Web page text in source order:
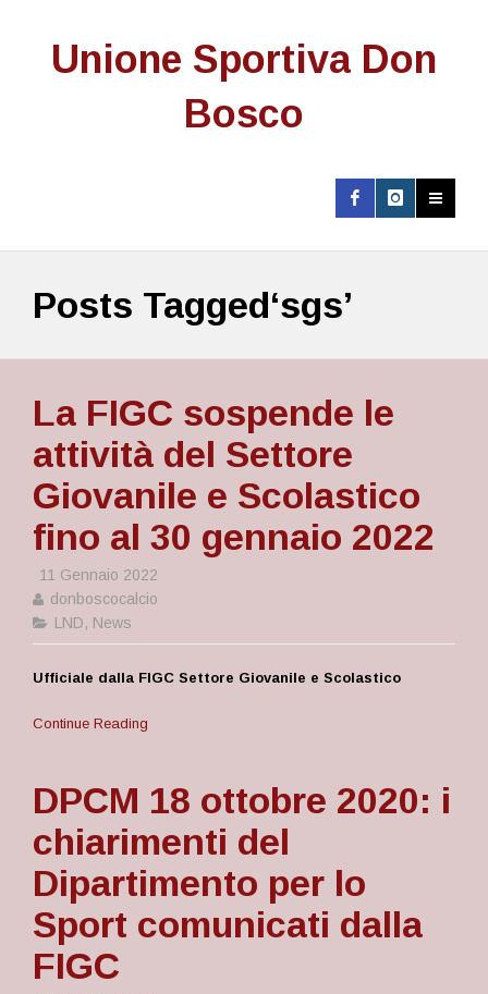
Unione Sportiva Don
Bosco
Posts Tagged‘sgs’
La FIGC sospende le
attività del Settore
Giovanile e Scolastico
fino al 30 gennaio 2022
11 Gennaio 2022
donboscocalcio
LND, News
Ufficiale dalla FIGC Settore Giovanile e Scolastico
Continue Reading
DPCM 18 ottobre 2020: i
chiarimenti del
Dipartimento per lo
Sport comunicati dalla
FIGC